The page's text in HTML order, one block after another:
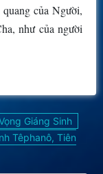
của Người,
như của người
Giáng Sinh
Têphanô, Tiên